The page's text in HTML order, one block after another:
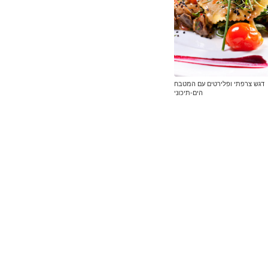
דגש צרפתי ופלירטים עם המטבח
הים-תיכוני